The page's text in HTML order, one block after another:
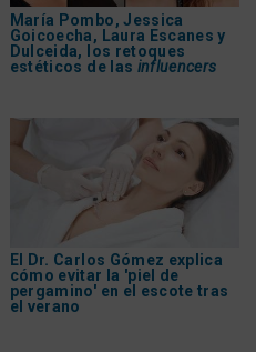
María Pombo, Jessica
Goicoecha, Laura Escanes y
Dulceida, los retoques
estéticos de las influencers
El Dr. Carlos Gómez explica
cómo evitar la 'piel de
pergamino' en el escote tras
el verano